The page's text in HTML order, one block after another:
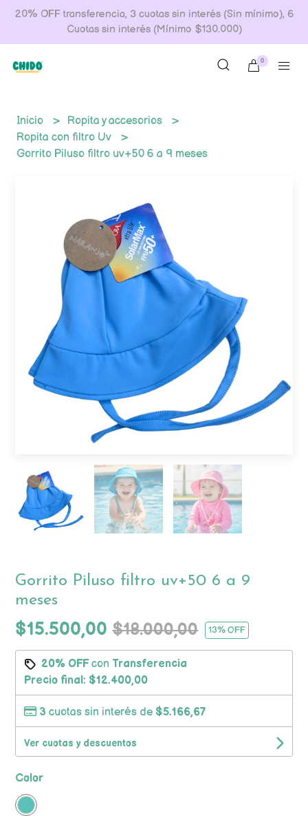
20% OFF transferencia, 3 cuotas sin interés (Sin mínimo), 6
Cuotas sin interés (Mínimo $130.000)
0
Inicio
Ropita y accesorios
Ropita con filtro Uv
Gorrito Piluso filtro uv+50 6 a 9 meses
Gorrito Piluso filtro uv+50 6 a 9
meses
$15.500,00$18.000,00 13% OFF
20% OFFcon Transferencia
Precio final: $12.400,00
3 cuotas sin interés de $5.166,67
Ver cuotas y descuentos
Color